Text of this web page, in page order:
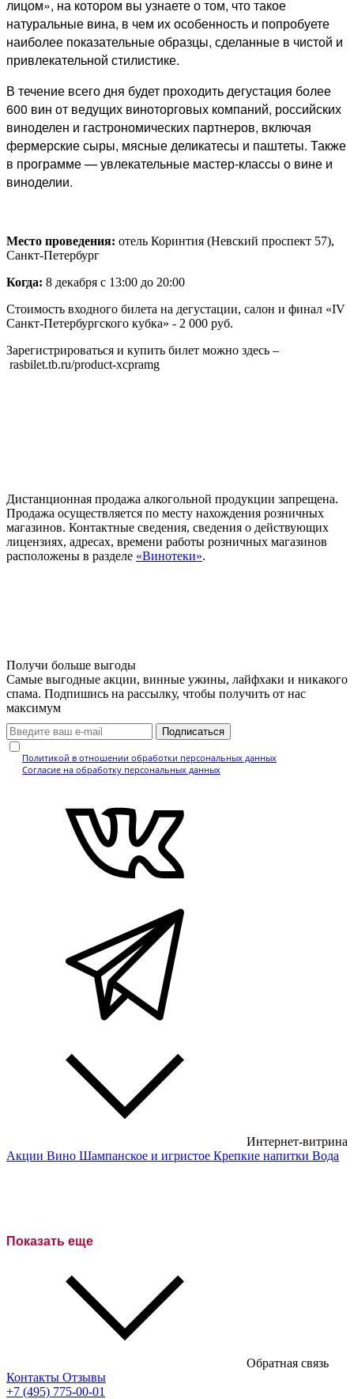
лицом», на котором вы узнаете о том, что такое
натуральные вина, в чем их особенность и попробуете
наиболее показательные образцы, сделанные в чистой и
привлекательной стилистике.
В течение всего дня будет проходить дегустация более
600 вин от ведущих виноторговых компаний, российских
виноделен и гастрономических партнеров, включая
фермерские сыры, мясные деликатесы и паштеты. Также
в программе — увлекательные мастер-классы о вине и
виноделии.
Место проведения: отель Коринтия (Невский проспект 57),
Санкт-Петербург
Когда: 8 декабря с 13:00 до 20:00
Стоимость входного билета на дегустации, салон и финал «IV
Санкт-Петербургского кубка» - 2 000 руб.
Зарегистрироваться и купить билет можно здесь –
rasbilet.tb.ru/product-xcpramg
Дистанционная продажа алкогольной продукции запрещена.
Продажа осуществляется по месту нахождения розничных
магазинов. Контактные сведения, сведения о действующих
лицензиях, адресах, времени работы розничных магазинов
расположены в разделе «Винотеки».
Получи больше выгоды
Самые выгодные акции, винные ужины, лайфхаки и никакого
спама. Подпишись на рассылку, чтобы получить от нас
максимум
Подписаться
Политикой в отношении обработки персональных данных
Согласие на обработку персональных данных
Интернет-витрина
Акции Вино Шампанское и игристое Крепкие напитки Вода
Полусухие вина
Полусладкие вина
Итальянские вина
Показать еще
Обратная связь
Контакты Отзывы
+7 (495) 775-00-01